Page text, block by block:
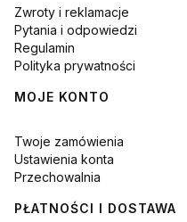
Zwroty i reklamacje
Pytania i odpowiedzi
Regulamin
Polityka prywatności
MOJE KONTO
Twoje zamówienia
Ustawienia konta
Przechowalnia
PŁATNOŚCI I DOSTAWA